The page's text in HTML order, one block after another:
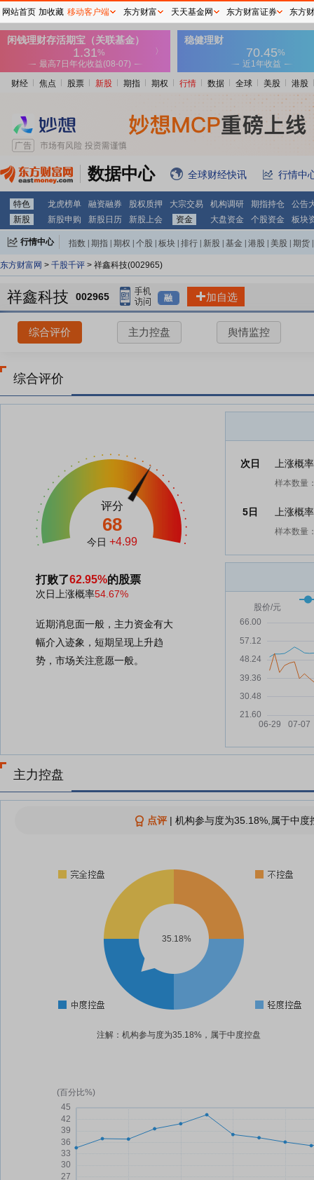
财经 焦点 股票 新股 期指 期权 行情 数据 全球 美股 港股
数据中心 全球财经快讯 行情中
特色 龙虎榜单 融资融券 股权质押 大宗交易 机构调研 期指持仓
公告
新股
新股申购 新股日历 新股上会 资金 大盘资金 个股资金 板块
行情中心 指数 期指 期权 个股 板块 排行 新股 基金 港股 美股 期货
东方财富网 > 千股千评 > 祥鑫科技(002965)
祥鑫科技 002965 融 加自选
综合评价 主力控盘 舆情监控
综合评价
评分
68
今日 +4.99
打败了62.95%的股票
次日上涨概率54.67%
近期消息面一般，主力资金有大
幅介入迹象，短期呈现上升趋
势，市场关注意愿一般。
次日 上涨概
样本数量
5日 上涨概
样本数量
主力控盘
点评| 机构参与度为35.18%,属于中
35.18%
注解：机构参与度为35.18%，属于中度控盘
网站首页 加收藏 移动客户端 东方财富 天天基金网 东方财富证券 东方